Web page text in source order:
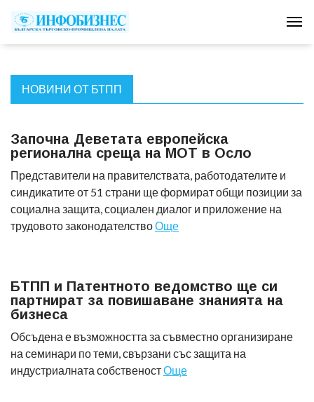
НОВИНИ ОТ БТПП
Започна Деветата европейска
регионална среща на МОТ в Осло
Представители на правителствата, работодателите и
синдикатите от 51 страни ще формират общи позиции за
социална защита, социален диалог и приложение на
трудовото законодателствоОще
БТПП и Патентното ведомство ще си
партнират за повишаване знанията на
бизнеса
Обсъдена е възможността за съвместно организиране
на семинари по теми, свързани със защита на
индустриалната собственостОще